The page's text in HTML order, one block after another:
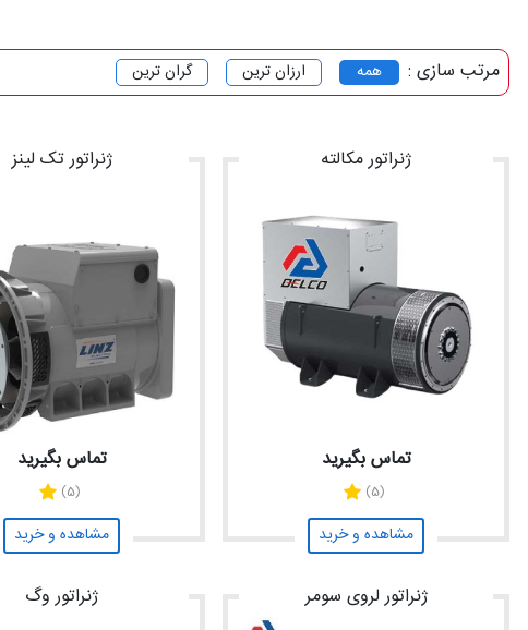
مرتب سازی : همه ارزان ترین گران ترین
ژنراتور مکالته
تماس بگیرید
(5)
مشاهده و خرید
ژنراتور تک لینز
تماس بگیرید
(5)
مشاهده و خرید
ژنراتور لروی سومر ژنراتور وگ